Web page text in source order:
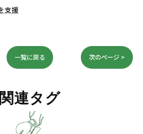
支援
一覧に戻る 次のページ >
関連タグ